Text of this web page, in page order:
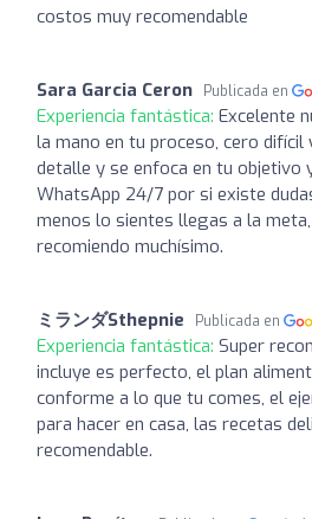
costos muy recomendable
Sara Garcia Ceron Publicada en
Experiencia fantástica: Excelente
la mano en tu proceso, cero difícil
detalle y se enfoca en tu objetivo
WhatsApp 24/7 por si existe
menos lo sientes llegas a la
recomiendo muchísimo.
ミランダSthepnie Publicada en
Experiencia fantástica: Super
incluye es perfecto, el plan
conforme a lo que tu comes, el
para hacer en casa, las recetas
recomendable.